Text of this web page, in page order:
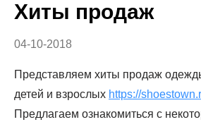
Хиты продаж
04-10-2018
Представляем хиты продаж
детей и взрослых https://
Предлагаем ознакомиться с